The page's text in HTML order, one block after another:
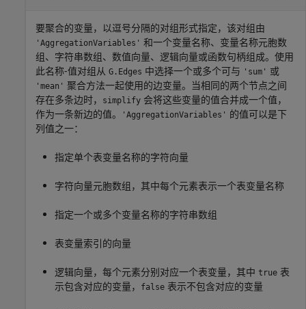
要聚合的变量，以逗号分隔的对组形式指定，该对组由
'AggregationVariables' 和一个变量名称、变量名称元胞数
组、字符串数组、数值向量、逻辑向量或函数句柄组成。使用
此名称-值对组从 G.Edges 中选择一个或多个可与 'sum' 或
'mean' 聚合方法一起使用的边变量。当相同的两个节点之间
存在多条边时，
simplify 会将这些变量的值合并成一个值，
作为一条新边的值。
'AggregationVariables' 的值可以是下
列值之一：
指定单个表变量名称的字符向量
字符向量元胞数组，其中每个元素表示一个表变量名称
指定一个或多个变量名称的字符串数组
表变量索引的向量
逻辑向量，每个元素分别对应一个表变量，其中 true 表
示包含对应的变量，
false 表示不包含对应的变量